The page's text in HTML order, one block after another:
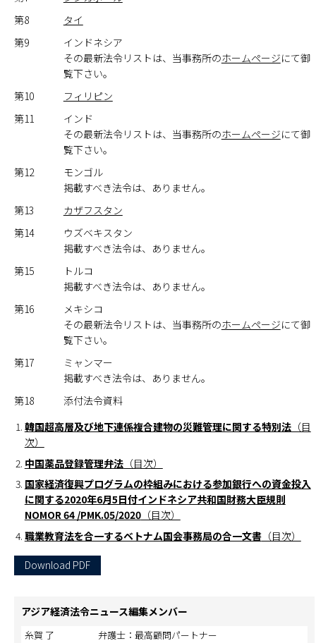
第8
タイ
第9
インドネシア
その最新法令リストは、当事務所のホームページにて御
覧下さい。
第10
フィリピン
第11
インド
その最新法令リストは、当事務所のホームページにて御
覧下さい。
第12
モンゴル
掲載すべき法令は、ありません。
第13
カザフスタン
第14
ウズベキスタン
掲載すべき法令は、ありません。
第15
トルコ
掲載すべき法令は、ありません。
第16
メキシコ
その最新法令リストは、当事務所のホームページにて御
覧下さい。
第17
ミャンマー
掲載すべき法令は、ありません。
第18
添付法令資料
韓国超高層及び地下連係複合建物の災難管理に関する特別法（目
次）
中国薬品登録管理弁法（目次）
国家経済復興プログラムの枠組みにおける参加銀行への資金投入
に関する2020年6月5日付インドネシア共和国財務大臣規則
NOMOR 64 /PMK.05/2020（目次）
職業教育法を合一するベトナム国会事務局の合一文書（目次）
Download PDF
アジア経済法令ニュース編集メンバー
糸賀 了
弁護士：最高顧問パートナー